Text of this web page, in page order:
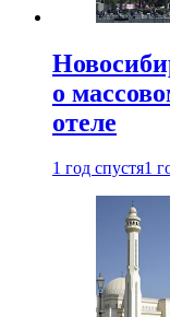
о
отеле
1 год спустя1